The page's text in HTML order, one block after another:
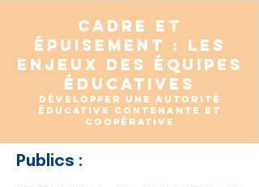
cadre et
épuisement : les
enjeux des équipes
éducatives
Développer une autorité
éducative contenante et
coopérative
Publics :